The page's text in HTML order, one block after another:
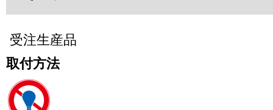
受注生産品
取付方法